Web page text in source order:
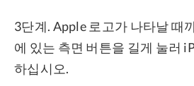
3단계. Apple 로고가 나타날 때
에 있는 측면 버튼을 길게 눌러
하십시오.